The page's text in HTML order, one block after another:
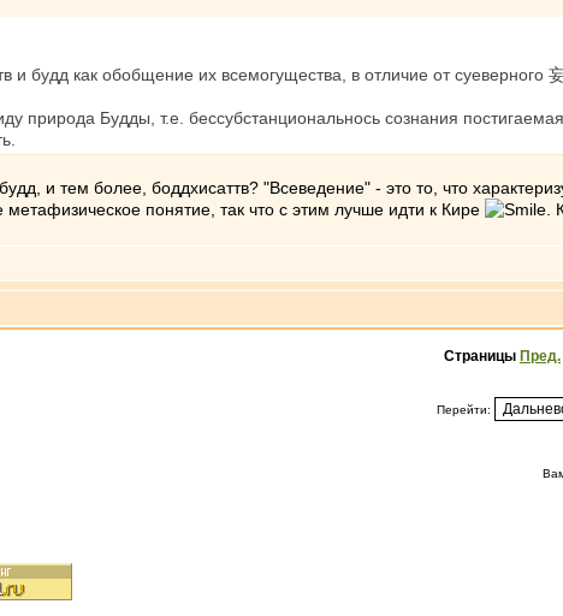
и будд как обобщение их всемогущества, в отличие от суеверного
Будды, т.е. бессубстанциональнось сознания
будд, и тем более, боддхисаттв? "Всеведение" - это то, что
понятие, так что с этим лучше идти к Кире
Страницы Пред.
Перейти: